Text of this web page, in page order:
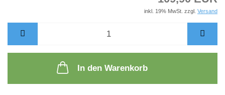
inkl. 19% MwSt. zzgl. Versand
In den Warenkorb